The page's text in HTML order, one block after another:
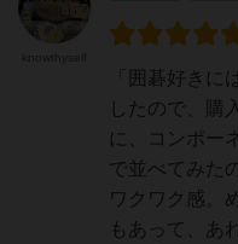
「囲碁好きに
したので、購
に、コンポー
で並べてみた
ワクワク感。
もあって、あ